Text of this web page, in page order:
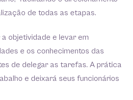
de todas as etapas.
objetividade e levar em
e os conhecimentos das
de delegar as tarefas. A prática
e deixará seus funcionários